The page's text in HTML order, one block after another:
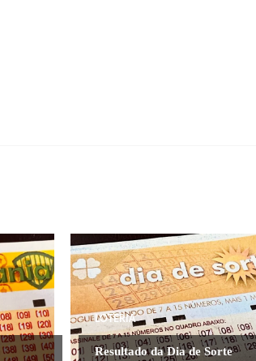
LOTERIA
Resultado da Dia de Sorte